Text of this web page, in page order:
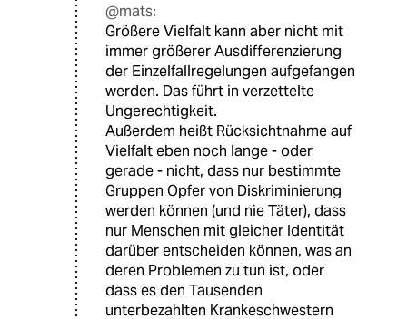
@mats:
Größere Vielfalt kann aber nicht mit
immer größerer Ausdifferenzierung
der Einzelfallregelungen aufgefangen
werden. Das führt in verzettelte
Ungerechtigkeit.
Außerdem heißt Rücksichtnahme auf
Vielfalt eben noch lange - oder
gerade - nicht, dass nur bestimmte
Gruppen Opfer von Diskriminierung
werden können (und nie Täter), dass
nur Menschen mit gleicher Identität
darüber entscheiden können, was an
deren Problemen zu tun ist, oder
dass es den Tausenden
unterbezahlten Krankeschwestern